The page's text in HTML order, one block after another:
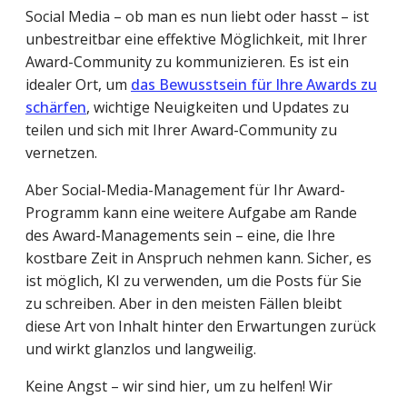
Social Media – ob man es nun liebt oder hasst – ist
unbestreitbar eine effektive Möglichkeit, mit Ihrer
Award-Community zu kommunizieren. Es ist ein
idealer Ort, um das Bewusstsein für Ihre Awards zu
schärfen, wichtige Neuigkeiten und Updates zu
teilen und sich mit Ihrer Award-Community zu
vernetzen.
Aber Social-Media-Management für Ihr Award-
Programm kann eine weitere Aufgabe am Rande
des Award-Managements sein – eine, die Ihre
kostbare Zeit in Anspruch nehmen kann. Sicher, es
ist möglich, KI zu verwenden, um die Posts für Sie
zu schreiben. Aber in den meisten Fällen bleibt
diese Art von Inhalt hinter den Erwartungen zurück
und wirkt glanzlos und langweilig.
Keine Angst – wir sind hier, um zu helfen! Wir